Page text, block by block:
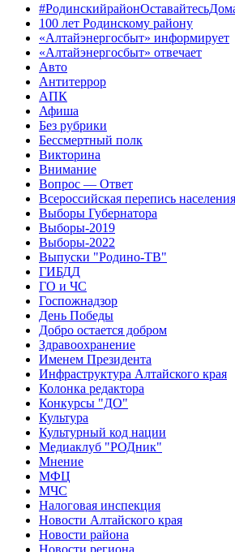
100 лет Родинскому району
«Алтайэнергосбыт» информирует
«Алтайэнергосбыт» отвечает
Авто
Антитеррор
АПК
Афиша
Без рубрики
Бессмертный полк
Викторина
Внимание
Вопрос — Ответ
Всероссийская перепись
Выборы Губернатора
Выборы-2019
Выборы-2022
Выпуски "Родино-ТВ"
ГИБДД
ГО и ЧС
Госпожнадзор
День Победы
Добро остается добром
Здравоохранение
Именем Президента
Инфраструктура Алтайского края
Колонка редактора
Конкурсы "ДО"
Культура
Культурный код нации
Медиаклуб "РОДник"
Мнение
МФЦ
МЧС
Налоговая инспекция
Новости Алтайского края
Новости района
Новости региона